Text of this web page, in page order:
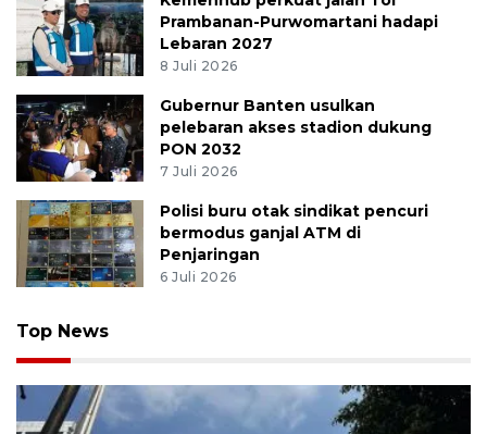
Prambanan-Purwomartani hadapi
Lebaran 2027
8 Juli 2026
Gubernur Banten usulkan
pelebaran akses stadion dukung
PON 2032
7 Juli 2026
Polisi buru otak sindikat pencuri
bermodus ganjal ATM di
Penjaringan
6 Juli 2026
Top News